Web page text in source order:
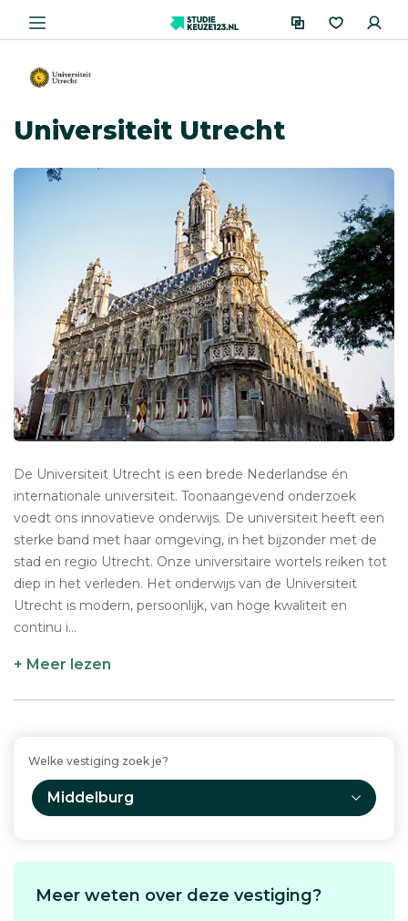
Universiteit Utrecht
De Universiteit Utrecht is een brede Nederlandse én
internationale universiteit. Toonaangevend onderzoek
voedt ons innovatieve onderwijs. De universiteit heeft een
sterke band met haar omgeving, in het bijzonder met de
stad en regio Utrecht. Onze universitaire wortels reiken tot
diep in het verleden. Het onderwijs van de Universiteit
Utrecht is modern, persoonlijk, van hoge kwaliteit en
continu i...
+ Meer lezen
Welke vestiging zoek je?
Middelburg
Meer weten over deze vestiging?